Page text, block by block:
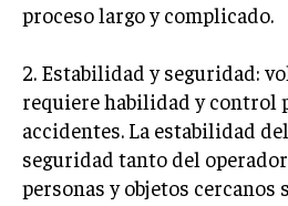
proceso largo y complicado.
2. Estabilidad y seguridad:
requiere habilidad y control
accidentes. La estabilidad
seguridad tanto del
personas y objetos cercanos